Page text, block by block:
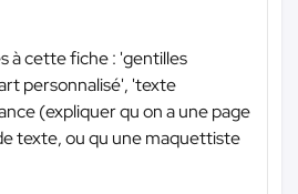
à cette fiche : 'gentilles
personnalisé', 'texte
(expliquer qu on a une page
texte, ou qu une maquettiste